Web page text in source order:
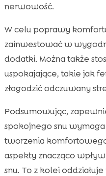
nerwowość.
W celu poprawy
zainwestować w
dodatki. Można także
uspokajające, takie jak
złagodzić odczuwany
Podsumowując,
spokojnego snu
tworzenia
aspekty znacząco
snu. To z kolei